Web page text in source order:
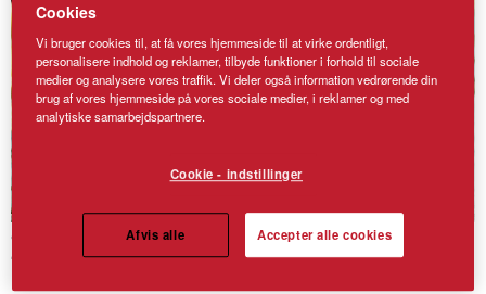
Hindbærgrotter
Cookies
Vi bruger cookies til, at få vores hjemmeside til at virke ordentligt,
personalisere indhold og reklamer, tilbyde funktioner i forhold til sociale
medier og analysere vores traffik. Vi deler også information vedrørende din
brug af vores hjemmeside på vores sociale medier, i reklamer og med
analytiske samarbejdspartnere.
Cookie - indstillinger
Afvis alle Accepter alle cookies